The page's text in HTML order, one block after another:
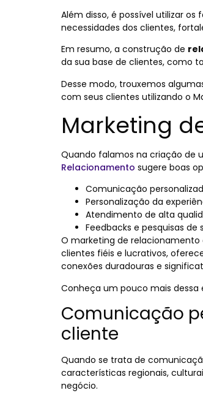
Além disso, é possível utilizar
necessidades dos clientes,
Em resumo, a construção de
da sua base de clientes, como
Desse modo, trouxemos
com seus clientes utilizando o
Marketing
Quando falamos na criação de
Relacionamento sugere boas
Comunicação
Personalização da
Atendimento de alta
Feedbacks e pesquisas de
O marketing de
clientes fiéis e lucrativos,
conexões duradouras e
Conheça um pouco mais
Comunicação
cliente
Quando se trata de
características regionais,
negócio.